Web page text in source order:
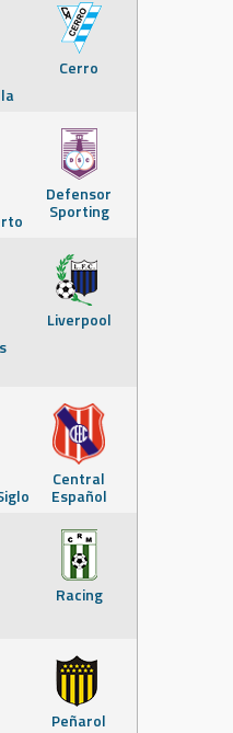
Cerro
Defensor
Sporting
Liverpool
Central
Español
Racing
Peñarol